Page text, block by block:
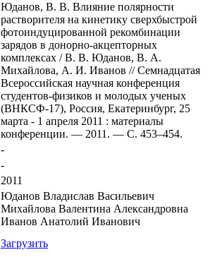
Юданов, В. В. Влияние полярности
растворителя на кинетику сверхбыстрой
фотоиндуцированной рекомбинации
зарядов в донорно-акцепторных
комплексах / В. В. Юданов, В. А.
Михайлова, А. И. Иванов // Семнадцатая
Всероссийская научная конференция
студентов-физиков и молодых ученых
(ВНКСФ-17), Россия, Екатеринбург, 25
марта - 1 апреля 2011 : материалы
конференции. — 2011. — С. 453–454.
-
-
2011
Юданов Владислав Васильевич
Михайлова Валентина Александровна
Иванов Анатолий Иванович
Загрузить